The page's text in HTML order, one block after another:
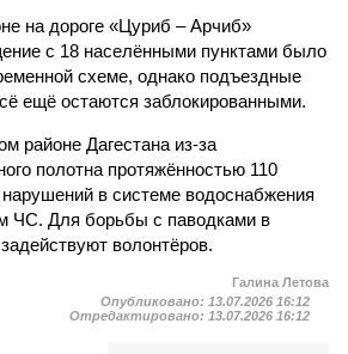
на дороге «Цуриб – Арчиб»
с 18 населёнными пунктами было
схеме, однако подъездные
ещё остаются заблокированными.
районе Дагестана из-за
полотна протяжённостью 110
в системе водоснабжения
ЧС. Для борьбы с паводками в
волонтёров.
Галина Летова
Опубликовано: 13.07.2026 16:12
Отредактировано: 13.07.2026 16:12